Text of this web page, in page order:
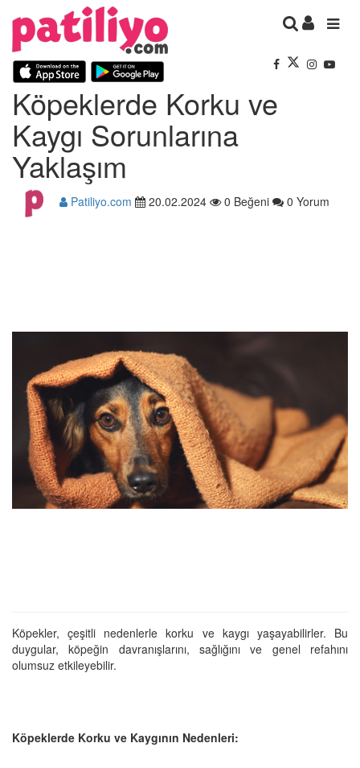
Köpeklerde Korku ve
Kaygı Sorunlarına
Yaklaşım
Patiliyo.com 20.02.2024 0 Beğeni 0 Yorum
Köpekler, çeşitli nedenlerle korku ve kaygı yaşayabilirler. Bu
duygular, köpeğin davranışlarını, sağlığını ve genel refahını
olumsuz etkileyebilir.
Köpeklerde Korku ve Kaygının Nedenleri: